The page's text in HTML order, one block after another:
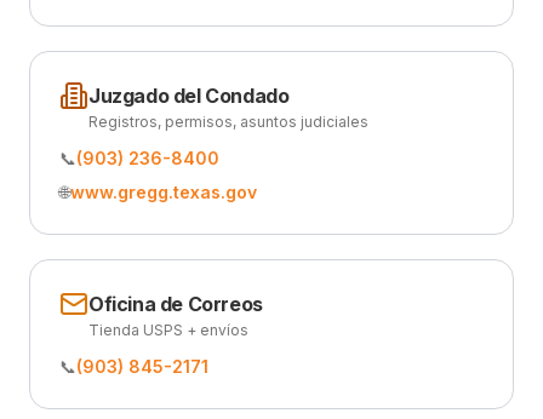
Juzgado del Condado
Registros, permisos, asuntos judiciales
📞(903) 236-8400
🌐www.gregg.texas.gov
Oficina de Correos
Tienda USPS + envíos
📞(903) 845-2171